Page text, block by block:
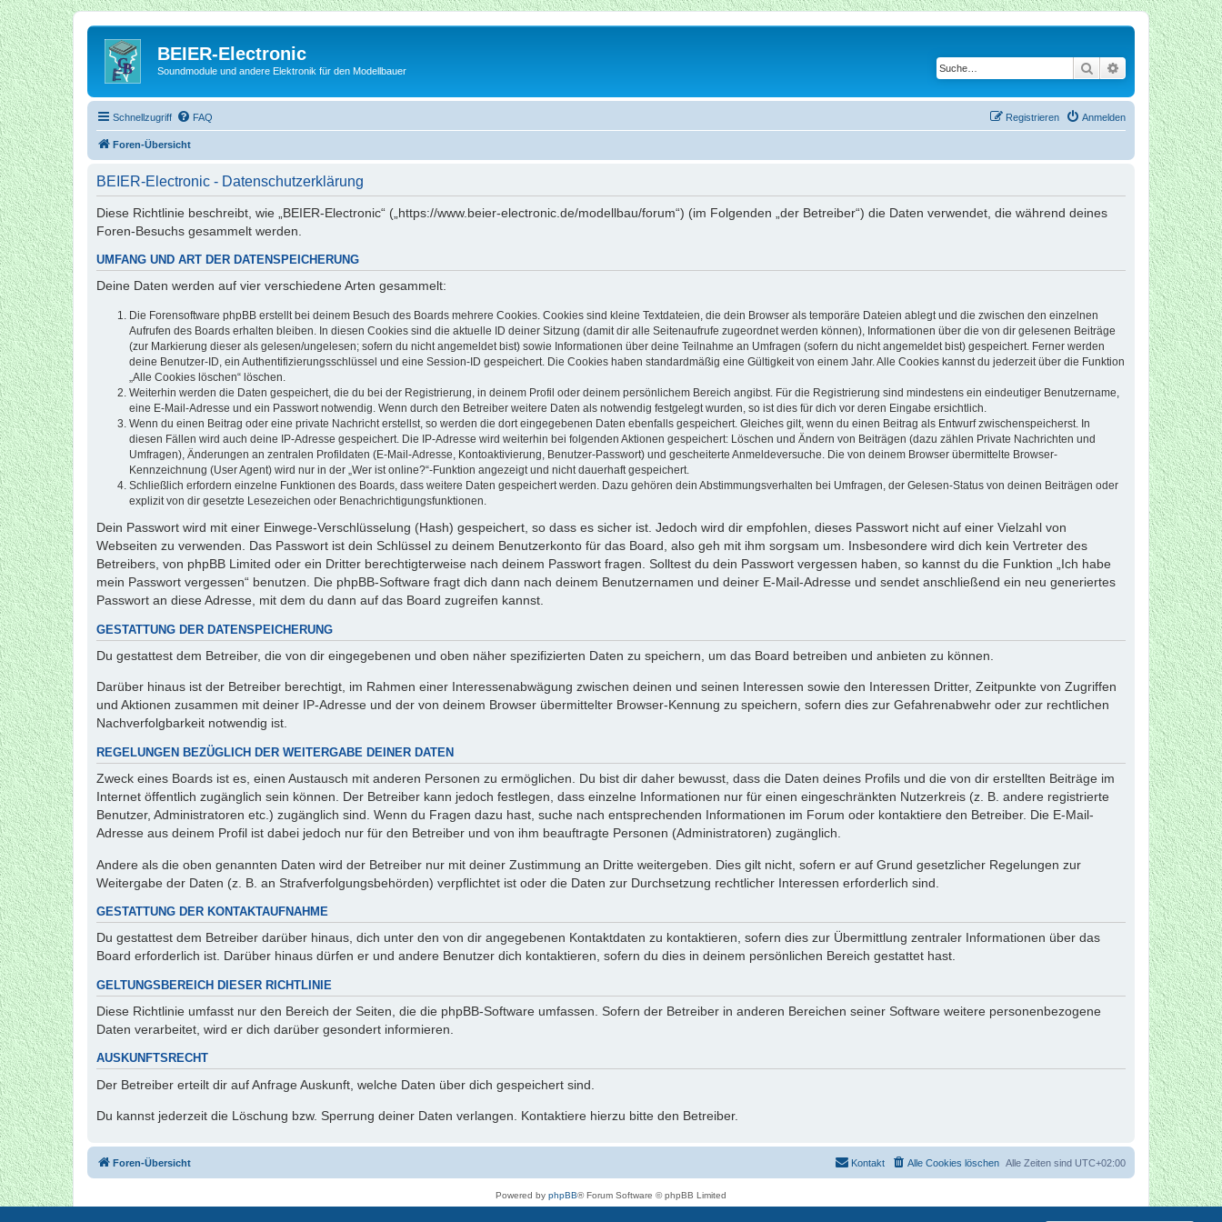
BEIER-Electronic
Soundmodule und andere Elektronik für den Modellbauer Suche Erweiterte Suche
Schnellzugriff FAQ Anmelden
Registrieren
Foren-Übersicht
BEIER-Electronic - Datenschutzerklärung
Diese Richtlinie beschreibt, wie „BEIER-Electronic“ („https://www.beier-electronic.de/modellbau/forum“) (im Folgenden „der Betreiber“) die Daten verwendet, die während deines
Foren-Besuchs gesammelt werden.
UMFANG UND ART DER DATENSPEICHERUNG
Deine Daten werden auf vier verschiedene Arten gesammelt:
Die Forensoftware phpBB erstellt bei deinem Besuch des Boards mehrere Cookies. Cookies sind kleine Textdateien, die dein Browser als temporäre Dateien ablegt und die zwischen den einzelnen
Aufrufen des Boards erhalten bleiben. In diesen Cookies sind die aktuelle ID deiner Sitzung (damit dir alle Seitenaufrufe zugeordnet werden können), Informationen über die von dir gelesenen Beiträge
(zur Markierung dieser als gelesen/ungelesen; sofern du nicht angemeldet bist) sowie Informationen über deine Teilnahme an Umfragen (sofern du nicht angemeldet bist) gespeichert. Ferner werden
deine Benutzer-ID, ein Authentifizierungsschlüssel und eine Session-ID gespeichert. Die Cookies haben standardmäßig eine Gültigkeit von einem Jahr. Alle Cookies kannst du jederzeit über die Funktion
„Alle Cookies löschen“ löschen.
Weiterhin werden die Daten gespeichert, die du bei der Registrierung, in deinem Profil oder deinem persönlichem Bereich angibst. Für die Registrierung sind mindestens ein eindeutiger Benutzername,
eine E-Mail-Adresse und ein Passwort notwendig. Wenn durch den Betreiber weitere Daten als notwendig festgelegt wurden, so ist dies für dich vor deren Eingabe ersichtlich.
Wenn du einen Beitrag oder eine private Nachricht erstellst, so werden die dort eingegebenen Daten ebenfalls gespeichert. Gleiches gilt, wenn du einen Beitrag als Entwurf zwischenspeicherst. In
diesen Fällen wird auch deine IP-Adresse gespeichert. Die IP-Adresse wird weiterhin bei folgenden Aktionen gespeichert: Löschen und Ändern von Beiträgen (dazu zählen Private Nachrichten und
Umfragen), Änderungen an zentralen Profildaten (E-Mail-Adresse, Kontoaktivierung, Benutzer-Passwort) und gescheiterte Anmeldeversuche. Die von deinem Browser übermittelte Browser-
Kennzeichnung (User Agent) wird nur in der „Wer ist online?“-Funktion angezeigt und nicht dauerhaft gespeichert.
Schließlich erfordern einzelne Funktionen des Boards, dass weitere Daten gespeichert werden. Dazu gehören dein Abstimmungsverhalten bei Umfragen, der Gelesen-Status von deinen Beiträgen oder
explizit von dir gesetzte Lesezeichen oder Benachrichtigungsfunktionen.
Dein Passwort wird mit einer Einwege-Verschlüsselung (Hash) gespeichert, so dass es sicher ist. Jedoch wird dir empfohlen, dieses Passwort nicht auf einer Vielzahl von
Webseiten zu verwenden. Das Passwort ist dein Schlüssel zu deinem Benutzerkonto für das Board, also geh mit ihm sorgsam um. Insbesondere wird dich kein Vertreter des
Betreibers, von phpBB Limited oder ein Dritter berechtigterweise nach deinem Passwort fragen. Solltest du dein Passwort vergessen haben, so kannst du die Funktion „Ich habe
mein Passwort vergessen“ benutzen. Die phpBB-Software fragt dich dann nach deinem Benutzernamen und deiner E-Mail-Adresse und sendet anschließend ein neu generiertes
Passwort an diese Adresse, mit dem du dann auf das Board zugreifen kannst.
GESTATTUNG DER DATENSPEICHERUNG
Du gestattest dem Betreiber, die von dir eingegebenen und oben näher spezifizierten Daten zu speichern, um das Board betreiben und anbieten zu können.
Darüber hinaus ist der Betreiber berechtigt, im Rahmen einer Interessenabwägung zwischen deinen und seinen Interessen sowie den Interessen Dritter, Zeitpunkte von Zugriffen
und Aktionen zusammen mit deiner IP-Adresse und der von deinem Browser übermittelter Browser-Kennung zu speichern, sofern dies zur Gefahrenabwehr oder zur rechtlichen
Nachverfolgbarkeit notwendig ist.
REGELUNGEN BEZÜGLICH DER WEITERGABE DEINER DATEN
Zweck eines Boards ist es, einen Austausch mit anderen Personen zu ermöglichen. Du bist dir daher bewusst, dass die Daten deines Profils und die von dir erstellten Beiträge im
Internet öffentlich zugänglich sein können. Der Betreiber kann jedoch festlegen, dass einzelne Informationen nur für einen eingeschränkten Nutzerkreis (z. B. andere registrierte
Benutzer, Administratoren etc.) zugänglich sind. Wenn du Fragen dazu hast, suche nach entsprechenden Informationen im Forum oder kontaktiere den Betreiber. Die E-Mail-
Adresse aus deinem Profil ist dabei jedoch nur für den Betreiber und von ihm beauftragte Personen (Administratoren) zugänglich.
Andere als die oben genannten Daten wird der Betreiber nur mit deiner Zustimmung an Dritte weitergeben. Dies gilt nicht, sofern er auf Grund gesetzlicher Regelungen zur
Weitergabe der Daten (z. B. an Strafverfolgungsbehörden) verpflichtet ist oder die Daten zur Durchsetzung rechtlicher Interessen erforderlich sind.
GESTATTUNG DER KONTAKTAUFNAHME
Du gestattest dem Betreiber darüber hinaus, dich unter den von dir angegebenen Kontaktdaten zu kontaktieren, sofern dies zur Übermittlung zentraler Informationen über das
Board erforderlich ist. Darüber hinaus dürfen er und andere Benutzer dich kontaktieren, sofern du dies in deinem persönlichen Bereich gestattet hast.
GELTUNGSBEREICH DIESER RICHTLINIE
Diese Richtlinie umfasst nur den Bereich der Seiten, die die phpBB-Software umfassen. Sofern der Betreiber in anderen Bereichen seiner Software weitere personenbezogene
Daten verarbeitet, wird er dich darüber gesondert informieren.
AUSKUNFTSRECHT
Der Betreiber erteilt dir auf Anfrage Auskunft, welche Daten über dich gespeichert sind.
Du kannst jederzeit die Löschung bzw. Sperrung deiner Daten verlangen. Kontaktiere hierzu bitte den Betreiber.
Foren-Übersicht Alle Zeiten sind UTC+02:00
Alle Cookies löschen
Kontakt
Powered by phpBB® Forum Software © phpBB Limited